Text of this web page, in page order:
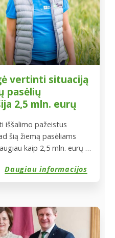
vertinti situaciją
pasėlių
2,5 mln. eurų
iššalimo pažeistus
šią žiemą pasėliams
kaip 2,5 mln. eurų –
filialas „VH
Daugiau informacijos